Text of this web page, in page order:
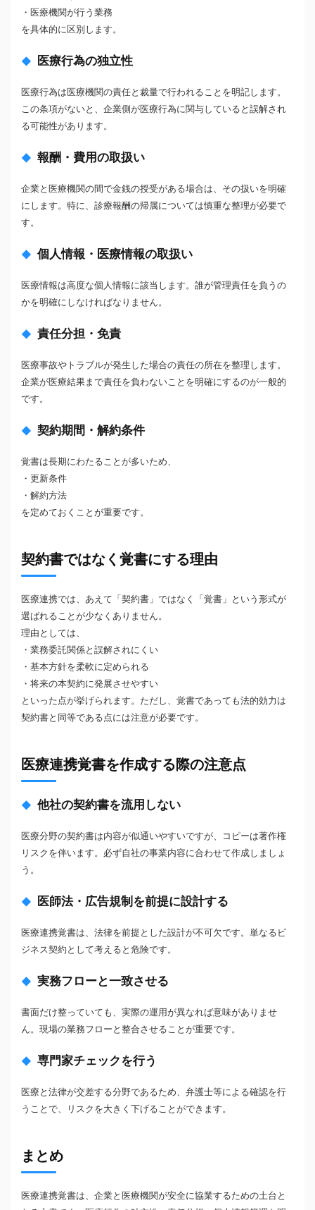
・医療機関が行う業務
を具体的に区別します。
医療行為の独立性
医療行為は医療機関の責任と裁量で行われることを明記します。
この条項がないと、企業側が医療行為に関与していると誤解され
る可能性があります。
報酬・費用の取扱い
企業と医療機関の間で金銭の授受がある場合は、その扱いを明確
にします。特に、診療報酬の帰属については慎重な整理が必要で
す。
個人情報・医療情報の取扱い
医療情報は高度な個人情報に該当します。誰が管理責任を負うの
かを明確にしなければなりません。
責任分担・免責
医療事故やトラブルが発生した場合の責任の所在を整理します。
企業が医療結果まで責任を負わないことを明確にするのが一般的
です。
契約期間・解約条件
覚書は長期にわたることが多いため、
・更新条件
・解約方法
を定めておくことが重要です。
契約書ではなく覚書にする理由
医療連携では、あえて「契約書」ではなく「覚書」という形式が
選ばれることが少なくありません。
理由としては、
・業務委託関係と誤解されにくい
・基本方針を柔軟に定められる
・将来の本契約に発展させやすい
といった点が挙げられます。ただし、覚書であっても法的効力は
契約書と同等である点には注意が必要です。
医療連携覚書を作成する際の注意点
他社の契約書を流用しない
医療分野の契約書は内容が似通いやすいですが、コピーは著作権
リスクを伴います。必ず自社の事業内容に合わせて作成しましょ
う。
医師法・広告規制を前提に設計する
医療連携覚書は、法律を前提とした設計が不可欠です。単なるビ
ジネス契約として考えると危険です。
実務フローと一致させる
書面だけ整っていても、実際の運用が異なれば意味がありませ
ん。現場の業務フローと整合させることが重要です。
専門家チェックを行う
医療と法律が交差する分野であるため、弁護士等による確認を行
うことで、リスクを大きく下げることができます。
まとめ
医療連携覚書は、企業と医療機関が安全に協業するための土台と